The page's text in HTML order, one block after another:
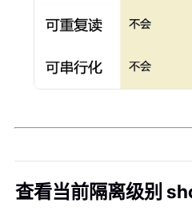
查看当前隔离级别